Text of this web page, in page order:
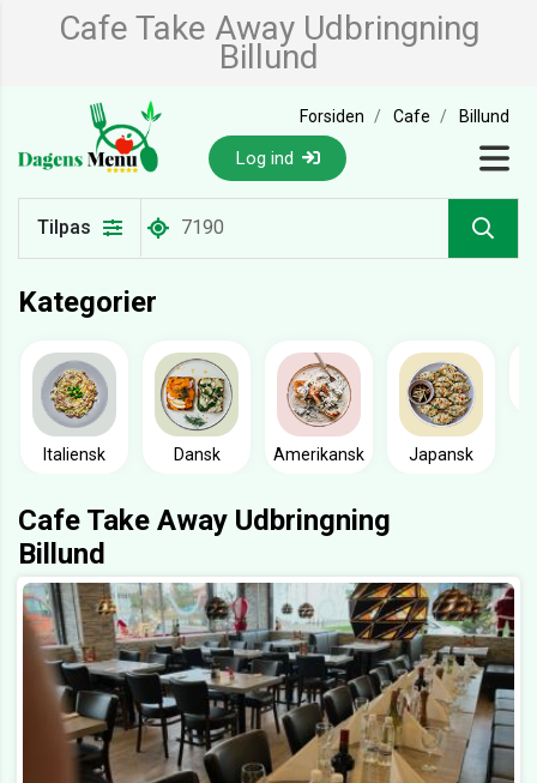
Cafe Take Away Udbringning
Billund
Forsiden Cafe Billund
Log ind
Tilpas
Kategorier
Italiensk Dansk Amerikansk Japansk
Cafe Take Away Udbringning
Billund